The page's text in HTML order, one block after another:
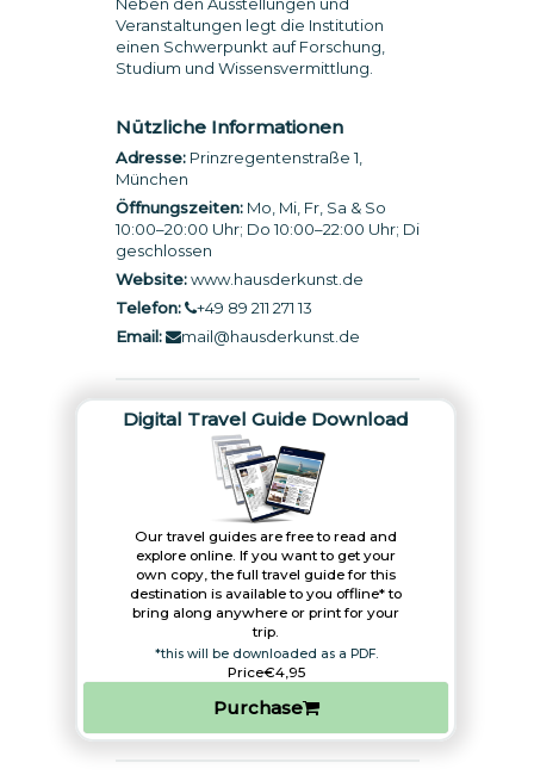
Veranstaltungen legt die Institution
einen Schwerpunkt auf Forschung,
Studium und Wissensvermittlung.
Nützliche Informationen
Adresse:Prinzregentenstraße 1,
München
Öffnungszeiten:Mo, Mi, Fr, Sa & So
10:00–20:00 Uhr; Do 10:00–22:00 Uhr; Di
geschlossen
Website: www.hausderkunst.de
Telefon:
+49 89 211 271 13
Email:
mail@hausderkunst.de
Digital Travel Guide Download
Our travel guides are free to read and
explore online. If you want to get your
own copy, the full travel guide for this
destination is available to you offline* to
bring along anywhere or print for your
trip.​
*this will be downloaded as a PDF.
Price€4,95
Purchase